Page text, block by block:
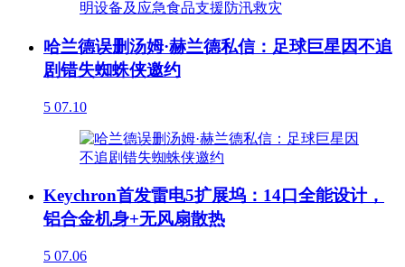
哈兰德误删汤姆·赫兰德私信：足球巨星因不追
剧错失蜘蛛侠邀约
5 07.10
Keychron首发雷电5扩展坞：14口全能设计，
铝合金机身+无风扇散热
5 07.06